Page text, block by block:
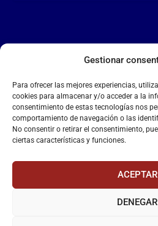
Gestionar
Para ofrecer las mejores experiencias,
cookies para almacenar y/o acceder a la
consentimiento de estas tecnologías nos
comportamiento de navegación o las
No consentir o retirar el consentimiento,
ciertas características y funciones.
ACEPTAR
DENEGAR
LA FALANGE
Reproductor
de
vídeo